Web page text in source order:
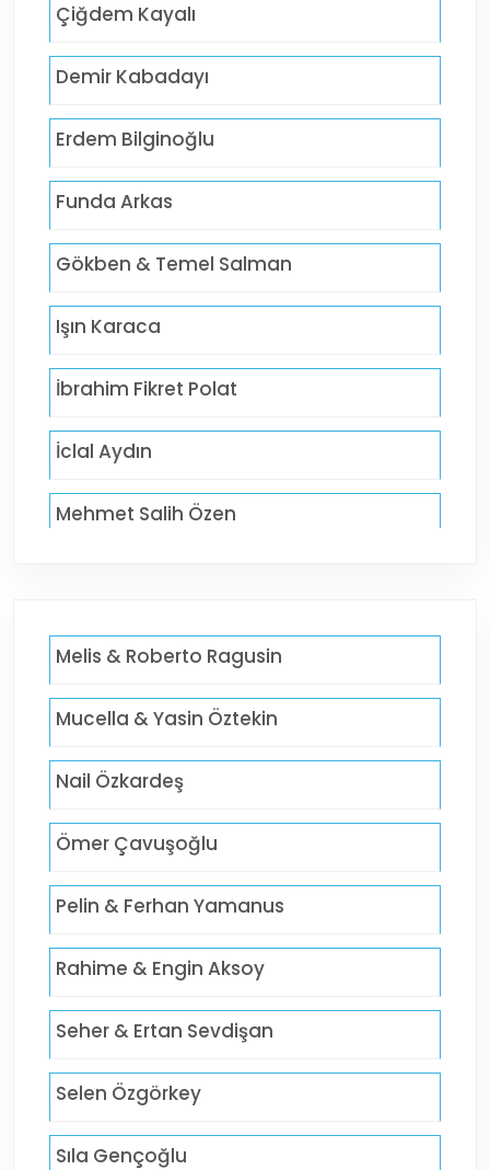
Çiğdem Kayalı
Demir Kabadayı
Erdem Bilginoğlu
Funda Arkas
Gökben & Temel Salman
Işın Karaca
İbrahim Fikret Polat
İclal Aydın
Mehmet Salih Özen
Melis & Roberto Ragusin
Mucella & Yasin Öztekin
Nail Özkardeş
Ömer Çavuşoğlu
Pelin & Ferhan Yamanus
Rahime & Engin Aksoy
Seher & Ertan Sevdişan
Selen Özgörkey
Sıla Gençoğlu